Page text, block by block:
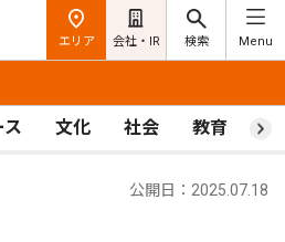
エリア 会社・IR 検索 Menu
ス 文化 社会 教育 ス
公開日：2025.07.18